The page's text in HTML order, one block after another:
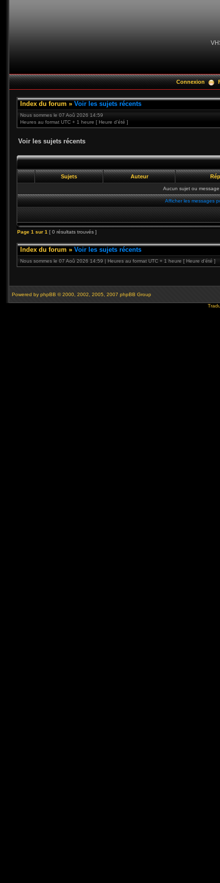
Connexion
Index du forum » Voir les sujets récents
Nous sommes le 07 Aoû 2026 14:59
Heures au format UTC + 1 heure [ Heure d’été ]
Voir les sujets récents
Sujets Auteur
Aucun sujet ou
Afficher les messages
Page 1 sur 1 [ 0 résultats trouvés ]
Index du forum » Voir les sujets récents
Nous sommes le 07 Aoû 2026 14:59 | Heures au format UTC + 1 heure [ Heure d’été ]
Powered by phpBB © 2000, 2002, 2005, 2007 phpBB Group